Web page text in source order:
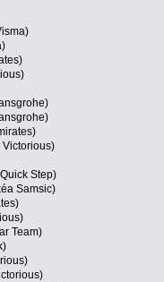
Victorious)
Step)
Samsic)
Team)